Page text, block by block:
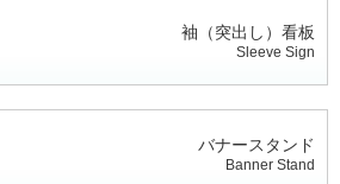
袖（突出し）看板
Sleeve Sign
バナースタンド
Banner Stand